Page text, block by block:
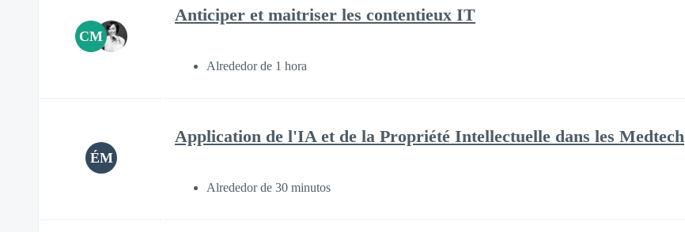
CM
Anticiper et maitriser les contentieux IT
Alrededor de 1 hora
ÉM
Application de l'IA et de la Propriété Intellectuelle dans les Medtech
Alrededor de 30 minutos